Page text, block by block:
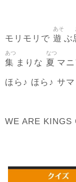
モリモリで 遊
あそ
ぶ
集
あつ
まりな 夏
なつ
マ
ほら♪ ほら♪
WE ARE KINGS